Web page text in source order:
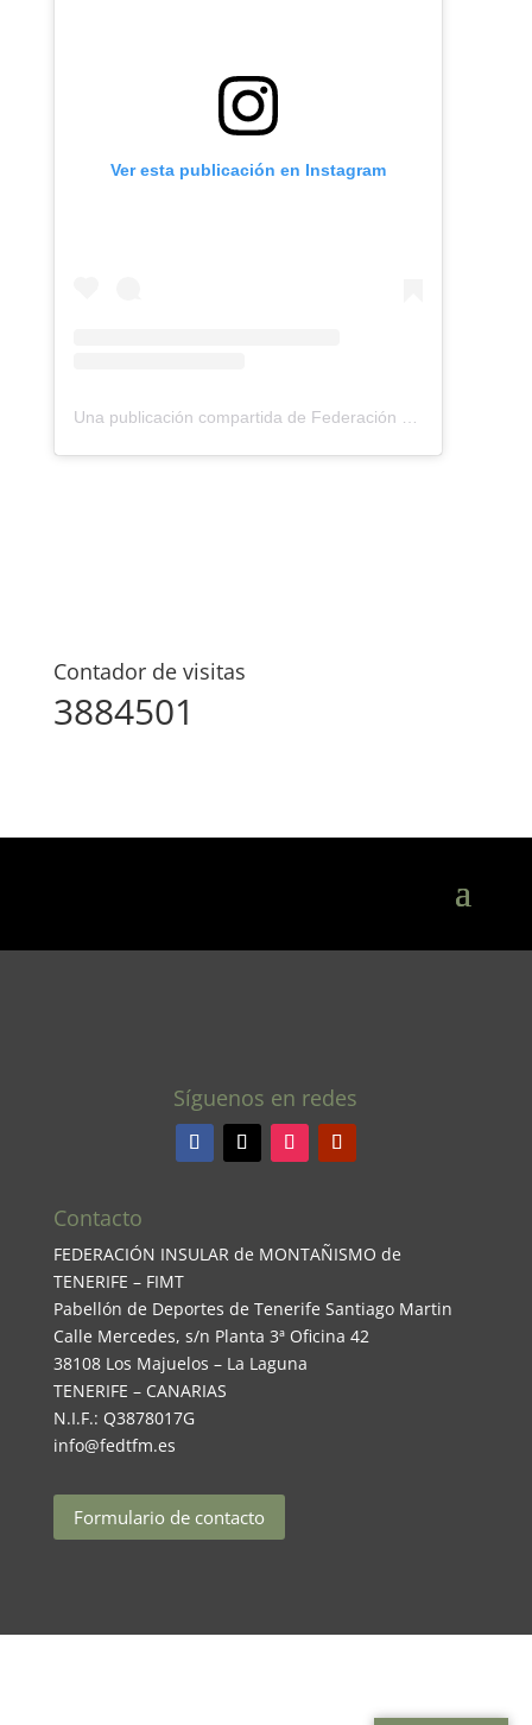
Ver esta publicación en Instagram
Una publicación compartida de Federación Montañismo Tenerife (@federacion_montanismo_tenerife)
Contador de visitas
3884501
Síguenos en redes
Contacto
FEDERACIÓN INSULAR de MONTAÑISMO de
TENERIFE – FIMT
Pabellón de Deportes de Tenerife Santiago Martin
Calle Mercedes, s/n Planta 3ª Oficina 42
38108 Los Majuelos – La Laguna
TENERIFE – CANARIAS
N.I.F.: Q3878017G
info@fedtfm.es
Formulario de contacto